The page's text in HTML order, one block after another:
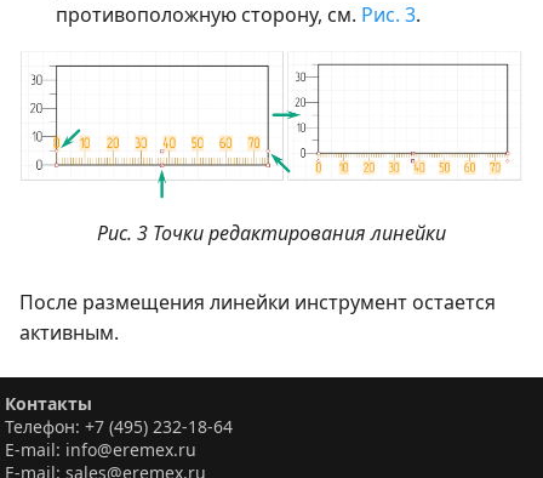
противоположную сторону, см. Рис. 3.
Рис. 3 Точки редактирования линейки
После размещения линейки инструмент остается
активным.
Контакты
Телефон: +7 (495) 232-18-64
E-mail: info@eremex.ru
E-mail: sales@eremex.ru